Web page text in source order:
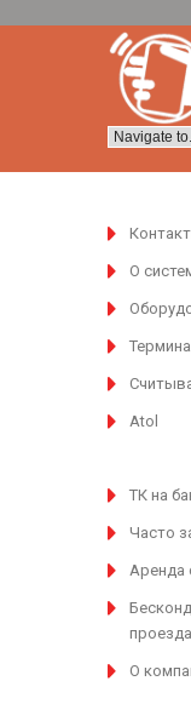
О
Atol
ТК на
Часто
Аренда
проезда
О